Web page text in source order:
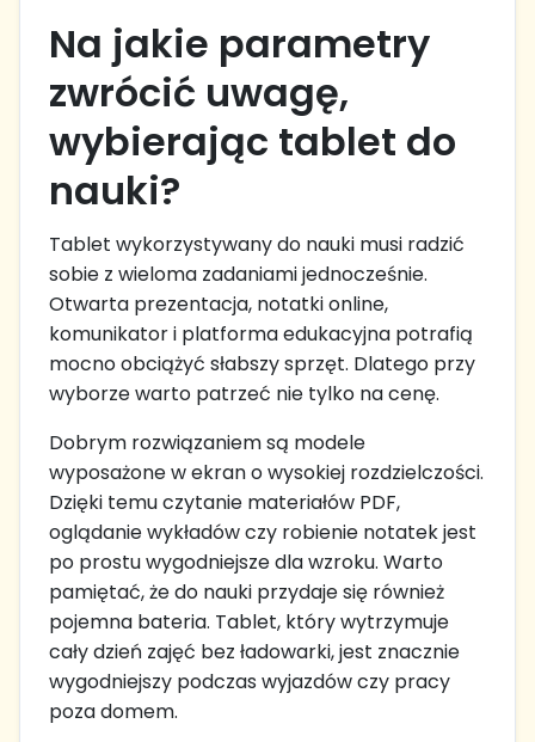
Na jakie parametry
zwrócić uwagę,
wybierając tablet do
nauki?
Tablet wykorzystywany do nauki musi radzić
sobie z wieloma zadaniami jednocześnie.
Otwarta prezentacja, notatki online,
komunikator i platforma edukacyjna potrafią
mocno obciążyć słabszy sprzęt. Dlatego przy
wyborze warto patrzeć nie tylko na cenę.
Dobrym rozwiązaniem są modele
wyposażone w ekran o wysokiej rozdzielczości.
Dzięki temu czytanie materiałów PDF,
oglądanie wykładów czy robienie notatek jest
po prostu wygodniejsze dla wzroku. Warto
pamiętać, że do nauki przydaje się również
pojemna bateria. Tablet, który wytrzymuje
cały dzień zajęć bez ładowarki, jest znacznie
wygodniejszy podczas wyjazdów czy pracy
poza domem.